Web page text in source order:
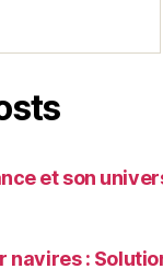
et son
navires :